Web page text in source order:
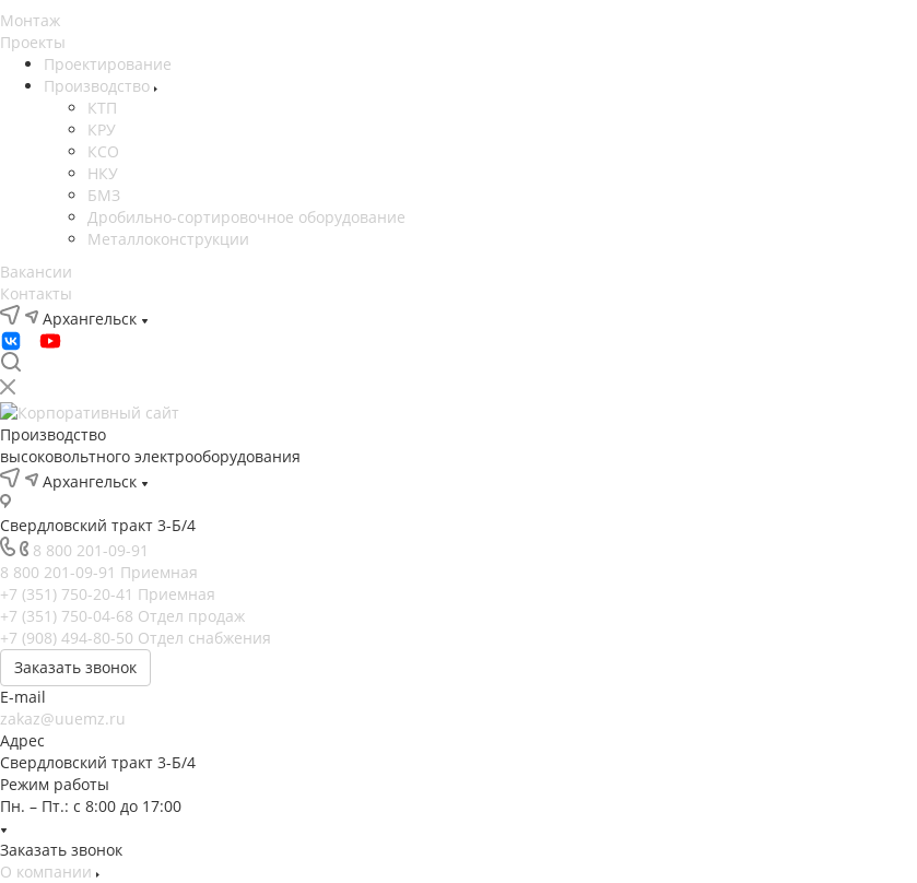
Монтаж
Проекты
Проектирование
Производство
КТП
КРУ
КСО
НКУ
БМЗ
Дробильно-сортировочное оборудование
Металлоконструкции
Вакансии
Контакты
Архангельск
Производство
высоковольтного электрооборудования
Архангельск
Свердловский тракт 3-Б/4
8 800 201-09-91
8 800 201-09-91 Приемная
+7 (351) 750-20-41 Приемная
+7 (351) 750-04-68 Отдел продаж
+7 (908) 494-80-50 Отдел снабжения
Заказать звонок
E-mail
zakaz@uuemz.ru
Адрес
Свердловский тракт 3-Б/4
Режим работы
Пн. – Пт.: с 8:00 до 17:00
Заказать звонок
О компании